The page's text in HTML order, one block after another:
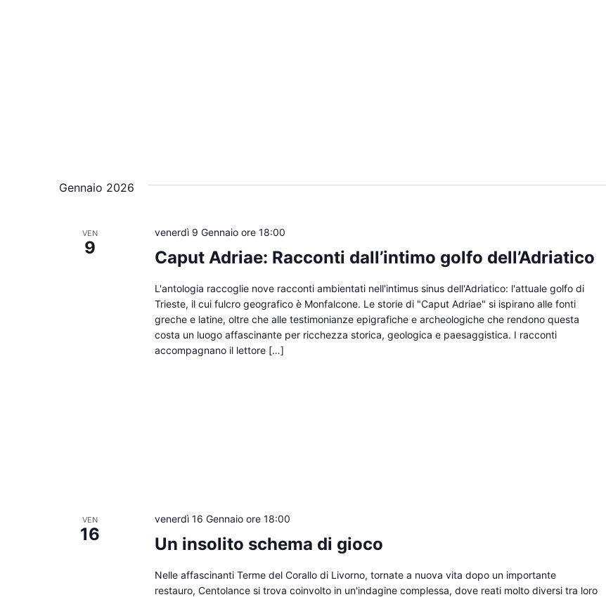
Gennaio 2026
VEN
9 Caput Adriae: Racconti dall’intimo golfo dell’Adriatico
venerdì 9 Gennaio ore 18:00
L'antologia raccoglie nove racconti ambientati nell'intimus sinus dell'Adriatico: l'attuale golfo di
Trieste, il cui fulcro geografico è Monfalcone. Le storie di "Caput Adriae" si ispirano alle fonti
greche e latine, oltre che alle testimonianze epigrafiche e archeologiche che rendono questa
costa un luogo affascinante per ricchezza storica, geologica e paesaggistica. I racconti
accompagnano il lettore […]
VEN
16 Un insolito schema di gioco
venerdì 16 Gennaio ore 18:00
Nelle affascinanti Terme del Corallo di Livorno, tornate a nuova vita dopo un importante
restauro, Centolance si trova coinvolto in un'indagine complessa, dove reati molto diversi tra loro